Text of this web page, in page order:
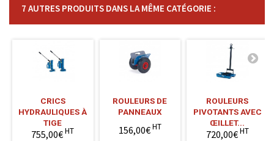
7 AUTRES PRODUITS DANS LA MÊME CATÉGORIE :
CRICS
HYDRAULIQUES À
TIGE
755,00€HT
ROULEURS DE
PANNEAUX
156,00€HT
ROULEURS
PIVOTANTS AVEC
ŒILLET...
720,00€HT